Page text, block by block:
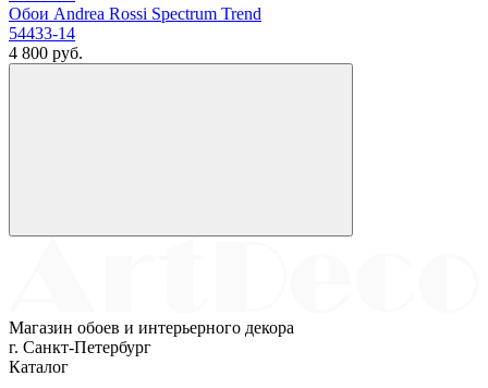
Обои Andrea Rossi Spectrum Trend
54433-14
4 800 руб.
Магазин обоев и интерьерного декора
г. Санкт-Петербург
Каталог